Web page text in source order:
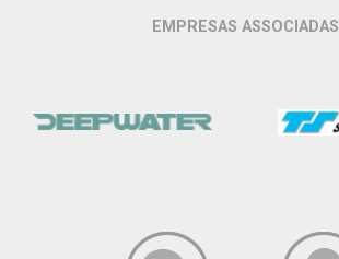
EMPRESAS ASSOCIADAS